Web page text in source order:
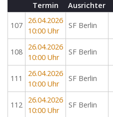
Termin Ausrichter
107
26.04.2026
10:00 Uhr
SF Berlin
108
26.04.2026
10:00 Uhr
SF Berlin
111
26.04.2026
10:00 Uhr
SF Berlin
112
26.04.2026
10:00 Uhr
SF Berlin